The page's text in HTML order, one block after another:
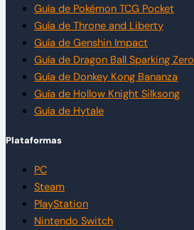
Guía de Pokémon TCG Pocket
Guía de Throne and Liberty
Guía de Genshin Impact
Guía de Dragon Ball Sparking Zero
Guía de Donkey Kong Bananza
Guía de Hollow Knight Silksong
Guía de Hytale
Plataformas
PC
Steam
PlayStation
Nintendo Switch